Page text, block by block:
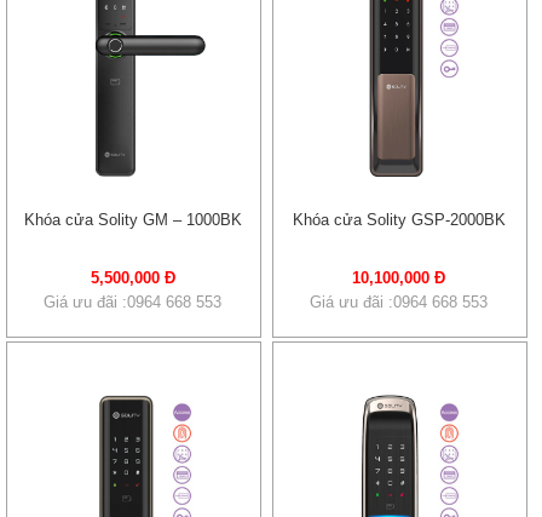
Khóa cửa Solity GM – 1000BK
5,500,000 Đ
Giá ưu đãi :0964 668 553
Khóa cửa Solity GSP-2000BK
10,100,000 Đ
Giá ưu đãi :0964 668 553